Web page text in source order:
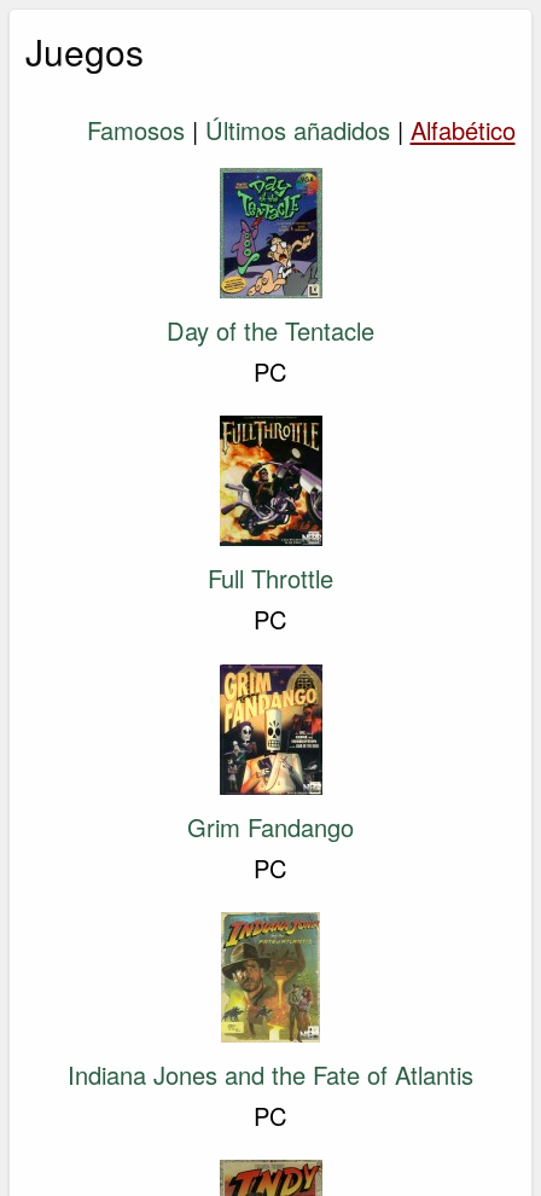
Juegos
Famosos| Últimos añadidos| Alfabético
Day of the Tentacle
PC
Full Throttle
PC
Grim Fandango
PC
Indiana Jones and the Fate of Atlantis
PC